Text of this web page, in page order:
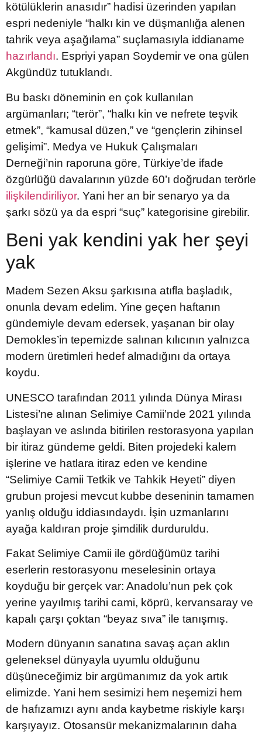
kötülüklerin anasıdır” hadisi üzerinden yapılan
espri nedeniyle “halkı kin ve düşmanlığa alenen
tahrik veya aşağılama” suçlamasıyla iddianame
hazırlandı. Espriyi yapan Soydemir ve ona gülen
Akgündüz tutuklandı.
Bu baskı döneminin en çok kullanılan
argümanları; “terör”, “halkı kin ve nefrete teşvik
etmek”, “kamusal düzen,” ve “gençlerin zihinsel
gelişimi”. Medya ve Hukuk Çalışmaları
Derneği’nin raporuna göre, Türkiye’de ifade
özgürlüğü davalarının yüzde 60’ı doğrudan terörle
ilişkilendiriliyor. Yani her an bir senaryo ya da
şarkı sözü ya da espri “suç” kategorisine girebilir.
Beni yak kendini yak her şeyi
yak
Madem Sezen Aksu şarkısına atıfla başladık,
onunla devam edelim. Yine geçen haftanın
gündemiyle devam edersek, yaşanan bir olay
Demokles’in tepemizde salınan kılıcının yalnızca
modern üretimleri hedef almadığını da ortaya
koydu.
UNESCO tarafından 2011 yılında Dünya Mirası
Listesi’ne alınan Selimiye Camii’nde 2021 yılında
başlayan ve aslında bitirilen restorasyona yapılan
bir itiraz gündeme geldi. Biten projedeki kalem
işlerine ve hatlara itiraz eden ve kendine
“Selimiye Camii Tetkik ve Tahkik Heyeti” diyen
grubun projesi mevcut kubbe deseninin tamamen
yanlış olduğu iddiasındaydı. İşin uzmanlarını
ayağa kaldıran proje şimdilik durduruldu.
Fakat Selimiye Camii ile gördüğümüz tarihi
eserlerin restorasyonu meselesinin ortaya
koyduğu bir gerçek var: Anadolu’nun pek çok
yerine yayılmış tarihi cami, köprü, kervansaray ve
kapalı çarşı çoktan “beyaz sıva” ile tanışmış.
Modern dünyanın sanatına savaş açan aklın
geleneksel dünyayla uyumlu olduğunu
düşüneceğimiz bir argümanımız da yok artık
elimizde. Yani hem sesimizi hem neşemizi hem
de hafızamızı aynı anda kaybetme riskiyle karşı
karşıyayız. Otosansür mekanizmalarının daha